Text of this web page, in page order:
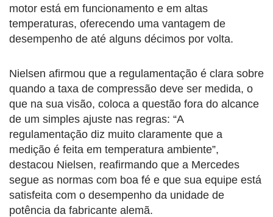
motor está em funcionamento e em altas
temperaturas, oferecendo uma vantagem de
desempenho de até alguns décimos por volta.
Nielsen afirmou que a regulamentação é clara sobre
quando a taxa de compressão deve ser medida, o
que na sua visão, coloca a questão fora do alcance
de um simples ajuste nas regras: “A
regulamentação diz muito claramente que a
medição é feita em temperatura ambiente”,
destacou Nielsen, reafirmando que a Mercedes
segue as normas com boa fé e que sua equipe está
satisfeita com o desempenho da unidade de
potência da fabricante alemã.